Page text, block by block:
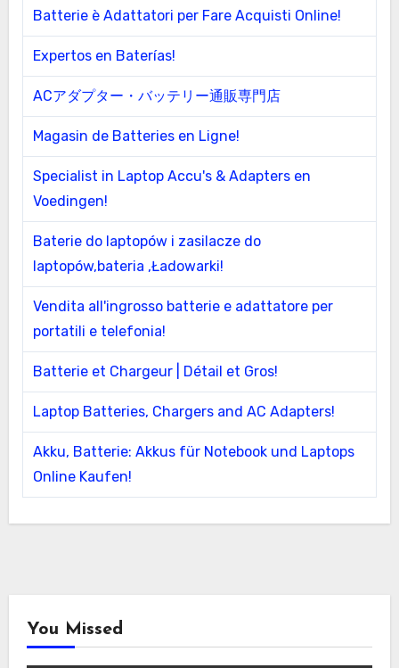
Batterie è Adattatori per Fare Acquisti Online!
Expertos en Baterías!
ACアダプター・バッテリー通販専門店
Magasin de Batteries en Ligne!
Specialist in Laptop Accu's & Adapters en
Voedingen!
Baterie do laptopów i zasilacze do
laptopów,bateria ,Ładowarki!
Vendita all'ingrosso batterie e adattatore per
portatili e telefonia!
Batterie et Chargeur | Détail et Gros!
Laptop Batteries, Chargers and AC Adapters!
Akku, Batterie: Akkus für Notebook und Laptops
Online Kaufen!
You Missed